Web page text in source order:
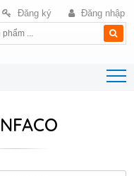
Đăng ký Đăng nhập